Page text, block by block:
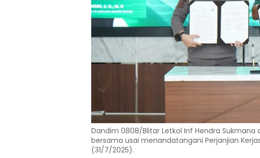
Dandim 0808/Blitar Letkol Inf Hendra Sukmana
bersama usai menandatangani Perjanjian
(31/7/2025).